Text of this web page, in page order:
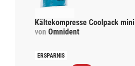
Kältekompresse Coolpack mini
von Omnident